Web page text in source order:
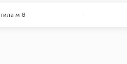
м 8 -